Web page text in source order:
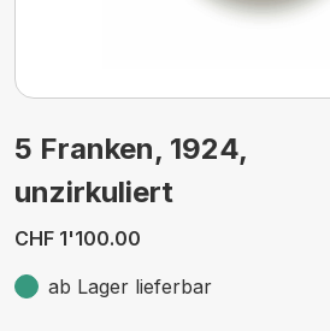
5 Franken, 1924,
unzirkuliert
CHF 1'100.00
ab Lager lieferbar